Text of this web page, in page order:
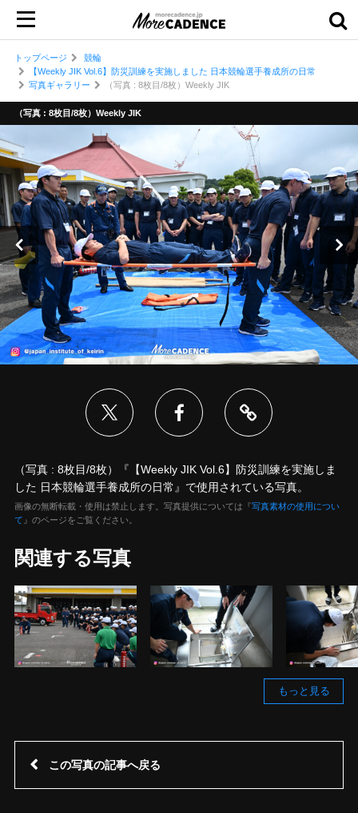
トップページ
競輪
【Weekly JIK Vol.6】防災訓練を実施しました 日本競輪選手養成所の日常
写真ギャラリー
（写真 : 8枚目/8枚）Weekly JIK
（写真 : 8枚目/8枚）Weekly JIK
（写真 : 8枚目/8枚）『【Weekly JIK Vol.6】防災訓練を実施しま
した 日本競輪選手養成所の日常』で使用されている写真。
画像の無断転載・使用は禁止します。写真提供については『写真素材の使用につい
て 』のページをご覧ください。
関連する写真
もっと見る
この写真の記事へ戻る